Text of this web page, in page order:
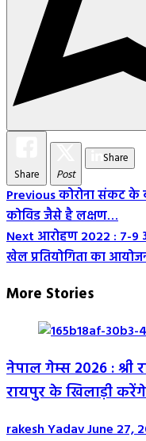
Share Post
Share
Post
Navigation
Previousकोरोना संकट के
कोविड जैसे है लक्षण…
Nextआरोहण 2022 : 7-9
खेल प्रतियोगिता का
More Stories
नेपाल गेम्स 2026 : श्री
रायपुर के खिलाड़ी करेंगे
rakesh YadavJune 27,